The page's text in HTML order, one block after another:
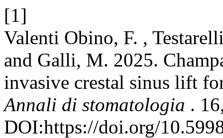
[1]
Valenti Obino, F. ,
and Galli, M. 2025.
invasive crestal sinus lift
Annali di stomatologia .
DOI:https://doi.org/